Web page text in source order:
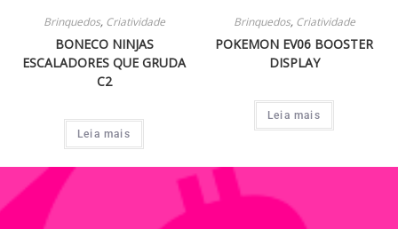
Brinquedos, Criatividade
BONECO NINJAS
ESCALADORES QUE GRUDA
C2
Leia mais
Brinquedos, Criatividade
POKEMON EV06 BOOSTER
DISPLAY
Leia mais